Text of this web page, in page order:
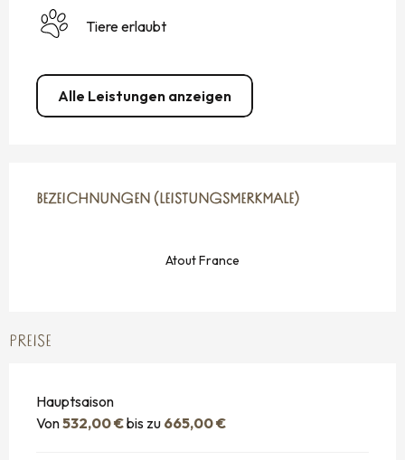
Tiere erlaubt
Alle Leistungen anzeigen
BEZEICHNUNGEN (LEISTUNGSMERKMALE)
BEZEICHNUNGEN (LEISTUNGSMERKMALE)
Atout France
PREISE
Hauptsaison
Von532,00 €bis zu 665,00 €